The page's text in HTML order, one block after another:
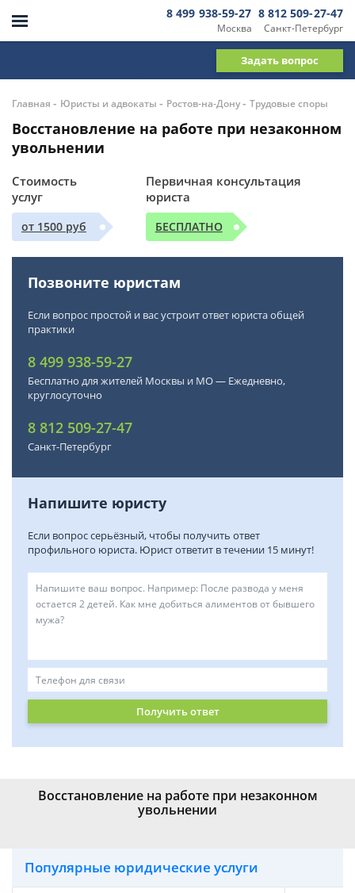
Москва
8 499 938-59-27
Санкт-Петербург
8 812 509-27-47
Задать вопрос
Главная - Юристы и адвокаты - Ростов-на-Дону- Трудовые споры
Восстановление на работе при незаконном
увольнении
Стоимость
услуг
от 1500 руб
Первичная консультация
юриста
БЕСПЛАТНО
Позвоните юристам
Если вопрос простой и вас устроит ответ юриста общей
практики
8 499 938-59-27
Бесплатно для жителей Москвы и МО — Ежедневно,
круглосуточно
8 812 509-27-47
Санкт-Петербург
Напишите юристу
Если вопрос серьёзный, чтобы получить ответ
профильного юриста. Юрист ответит в течении 15 минут!
Получить ответ
Восстановление на работе при незаконном
увольнении
Популярные юридические услуги